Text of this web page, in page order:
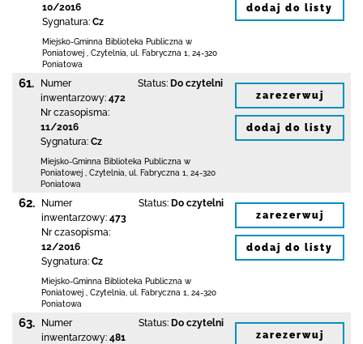
10/2016
Sygnatura: Cz
Miejsko-Gminna Biblioteka Publiczna w
Poniatowej
Czytelnia, ul. Fabryczna 1
24-320
Poniatowa
dodaj do listy
61.
Numer
inwentarzowy: 472
Nr czasopisma:
11/2016
Sygnatura: Cz
Status: Do czytelni
Miejsko-Gminna Biblioteka Publiczna w
Poniatowej
Czytelnia, ul. Fabryczna 1
24-320
Poniatowa
zarezerwuj
dodaj do listy
62.
Numer
inwentarzowy: 473
Nr czasopisma:
12/2016
Sygnatura: Cz
Status: Do czytelni
Miejsko-Gminna Biblioteka Publiczna w
Poniatowej
Czytelnia, ul. Fabryczna 1
24-320
Poniatowa
zarezerwuj
dodaj do listy
63.
Numer
inwentarzowy: 481
Status: Do czytelni
zarezerwuj